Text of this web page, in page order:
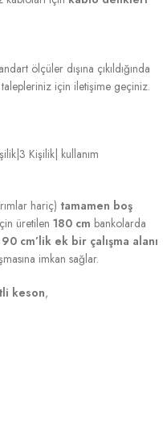
ölçüler dışına çıkıldığında
için iletişime geçiniz.
Kişilik| kullanım
hariç) tamamen boş
üretilen 180 cm bankolarda
90 cm’lik ek bir çalışma alanı
imkan sağlar.
keson,